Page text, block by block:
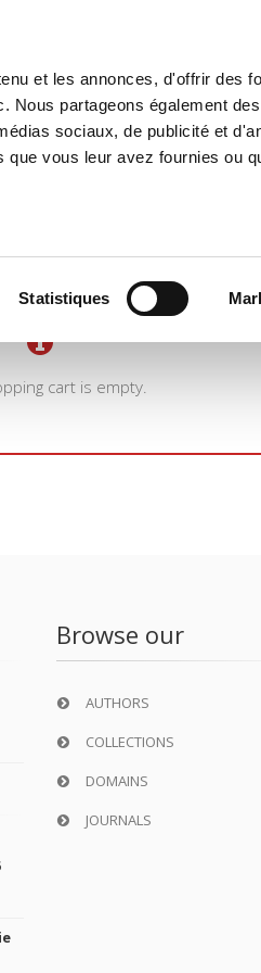
et les annonces, d'offrir des
Nous partageons également
sociaux, de publicité et
vous leur avez fournies ou
Statistiques
History International
cart is empty.
Browse our
AUTHORS
COLLECTIONS
DOMAINS
JOURNALS